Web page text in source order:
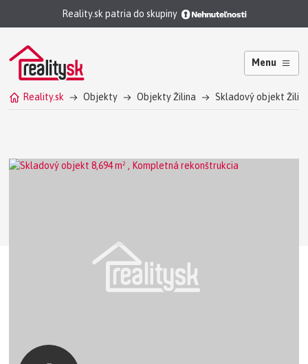
Reality.sk patria do skupiny
Menu
Reality.sk Objekty Objekty Žilina Skladový objekt